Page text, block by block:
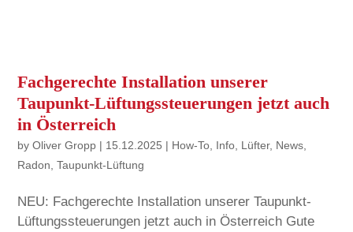
Fachgerechte Installation unserer
Taupunkt-Lüftungssteuerungen jetzt auch
in Österreich
byOliver Gropp | 15.12.2025 | How-To Info Lüfter, News
Radon ,Taupunkt-Lüftung
NEU: Fachgerechte Installation unserer Taupunkt-
Lüftungssteuerungen jetzt auch in Österreich Gute